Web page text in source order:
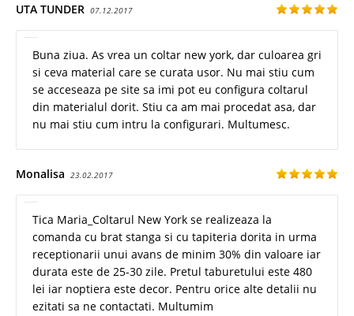
UTA TUNDER 07.12.2017
Buna ziua. As vrea un coltar new york, dar culoarea gri
si ceva material care se curata usor. Nu mai stiu cum
se acceseaza pe site sa imi pot eu configura coltarul
din materialul dorit. Stiu ca am mai procedat asa, dar
nu mai stiu cum intru la configurari. Multumesc.
Monalisa 23.02.2017
Tica Maria_Coltarul New York se realizeaza la
comanda cu brat stanga si cu tapiteria dorita in urma
receptionarii unui avans de minim 30% din valoare iar
durata este de 25-30 zile. Pretul taburetului este 480
lei iar noptiera este decor. Pentru orice alte detalii nu
ezitati sa ne contactati. Multumim